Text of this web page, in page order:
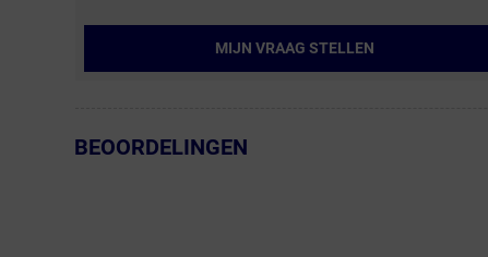
MIJN VRAAG STELLEN
← Terug naar productnavigatie
BEOORDELINGEN